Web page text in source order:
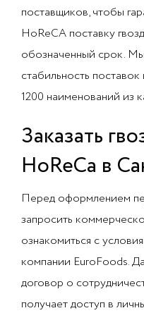
поставщиков, чтобы
HoReCA поставку
обозначенный срок.
стабильность
1200 наименований из
Заказать
HoReCa в
Перед оформлением
запросить
ознакомиться с
компании EuroFoods.
договор о
получает доступ в